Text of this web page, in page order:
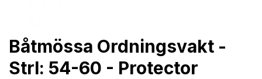
Båtmössa Ordningsvakt -
Strl: 54-60 - Protector